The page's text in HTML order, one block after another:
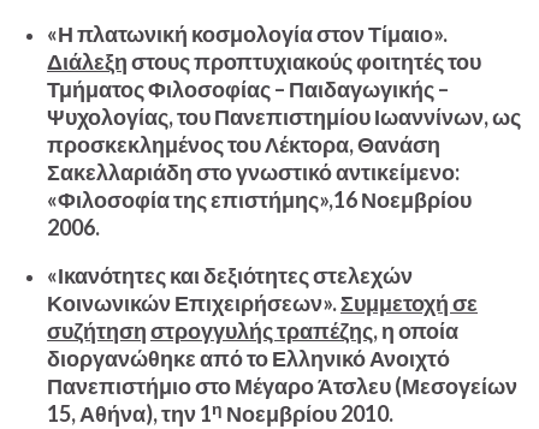
«Η πλατωνική κοσμολογία στον Τίμαιο».
Διάλεξηστους προπτυχιακούς φοιτητές του
Τμήματος Φιλοσοφίας – Παιδαγωγικής –
Ψυχολογίας, του Πανεπιστημίου Ιωαννίνων, ως
προσκεκλημένος του Λέκτορα, Θανάση
Σακελλαριάδη στο γνωστικό αντικείμενο:
«Φιλοσοφία της επιστήμης»,16 Νοεμβρίου
2006.
«Ικανότητες και δεξιότητες στελεχών
Κοινωνικών Επιχειρήσεων».Συμμετοχή σε
συζήτησηστρογγυλής τραπέζης,η οποία
διοργανώθηκε από το Ελληνικό Ανοιχτό
Πανεπιστήμιο στο Μέγαρο Άτσλευ (Μεσογείων
15, Αθήνα), την 1η Νοεμβρίου 2010.